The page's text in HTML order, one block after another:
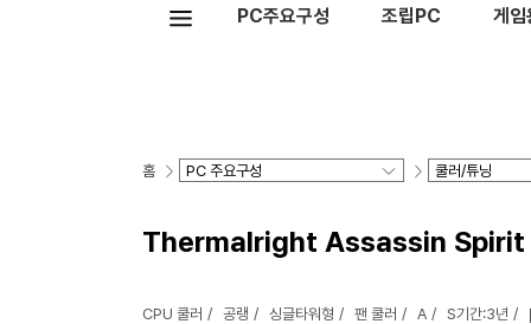
PC주요구성 조립PC 게
홈
Thermalright Assassin Spirit
CPU 쿨러 공랭 싱글타워형 팬 쿨러 A S기간:3년